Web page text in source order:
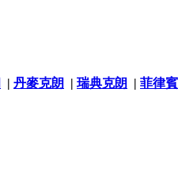
| 丹麥克朗 | 瑞典克朗 | 菲律賓